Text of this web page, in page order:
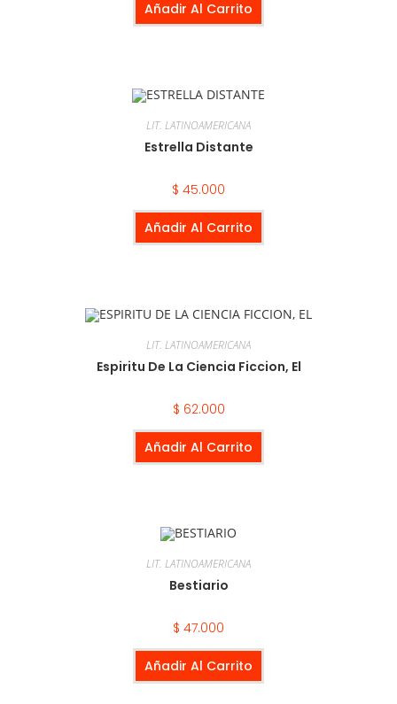
Añadir Al Carrito
LIT. LATINOAMERICANA
Estrella Distante
$ 45.000
Añadir Al Carrito
LIT. LATINOAMERICANA
Espiritu De La Ciencia Ficcion, El
$ 62.000
Añadir Al Carrito
LIT. LATINOAMERICANA
Bestiario
$ 47.000
Añadir Al Carrito